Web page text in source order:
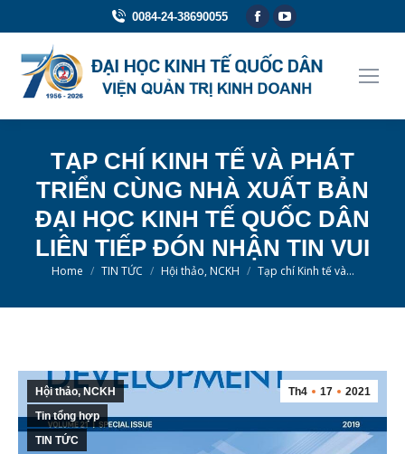
0084-24-38690055
Facebook
opens
in
YouTube
opens
in
TẠP CHÍ KINH TẾ VÀ PHÁT
TRIỂN CÙNG NHÀ XUẤT BẢN
ĐẠI HỌC KINH TẾ QUỐC DÂN
LIÊN TIẾP ĐÓN NHẬN TIN VUI
You are here:
Home TIN TỨC Hội thảo, NCKH Tạp chí Kinh tế và…
Th4 17 2021
Hội thảo, NCKH
Tin tổng hợp
TIN TỨC